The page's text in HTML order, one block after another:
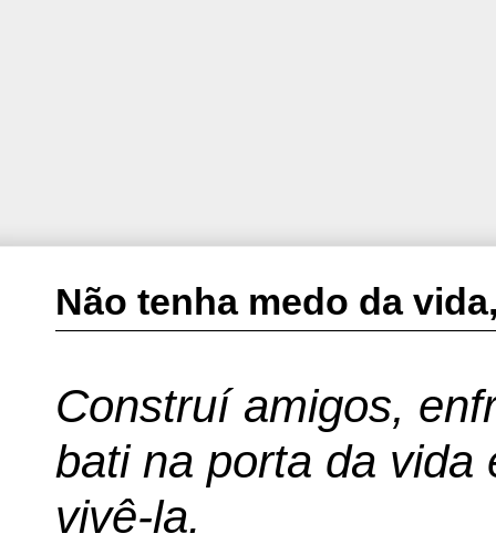
Não tenha medo da
Construí amigos,
bati na porta da vida
vivê-la.